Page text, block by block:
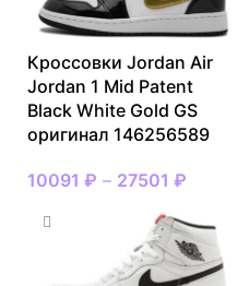
Кроссовки Jordan Air
Jordan 1 Mid Patent
Black White Gold GS
оригинал 146256589
10091 ₽ – 27501 ₽